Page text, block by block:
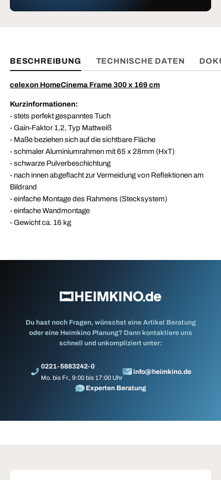
BESCHREIBUNG TECHNISCHE DATEN
celexon HomeCinema Frame 300 x 169 cm
Kurzinformationen:
- stets perfekt gespanntes Tuch
- Gain-Faktor 1,2, Typ Mattweiß
- Maße beziehen sich auf die sichtbare Fläche
- schmaler Aluminiumrahmen mit 65 x 28mm (HxT)
- schwarze Pulverbeschichtung
- nach innen abgeflacht zur Vermeidung von Reflektionen am
Bildrand
- einfache Montage des Rahmens (Stecksystem)
- einfache Wandmontage
- Gewicht ca. 16 kg
Du hast noch Fragen, wünschst eine Artikel Beratung
oder eine Heimkino Planung? Dann kontaktiere uns
schnell und unkompliziert unter:
0221-5883242-0
Mo. bis Fr., 9:00 bis 17:00 Uhr
info@heimkino.de
Experten Beratung